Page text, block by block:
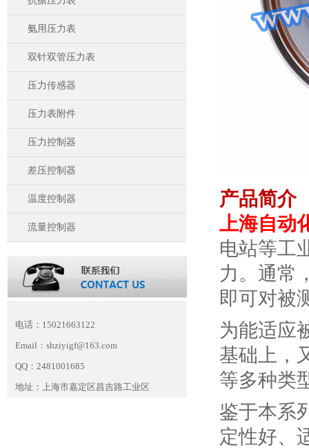
氨用压力表
双针双管压力表
压力传感器
压力表附件
压力控制器
差压控制器
温度控制器
流量控制器
电话：15021663122
Email：shziyigf@163.com
QQ：2481001685
地址：上海市嘉定区昌吉路工业区
产品简介
上海自动
电站等工
力。通常
即可对被
为能适应
基础上，
等多种类
鉴于本系
定性好、